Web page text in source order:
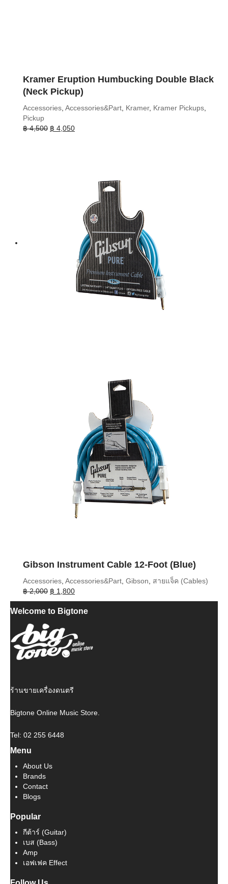
Kramer Eruption Humbucking Double Black
(Neck Pickup)
Accessories, Accessories&Part, Kramer, Kramer Pickups,
Pickup
฿4,500 Original
฿ 4,050Current
Gibson Instrument Cable 12-Foot (Blue)
Accessories, Accessories&Part, Gibson, สายแจ็ค (Cables)
฿2,000 Original
price
was:
฿ 1,800Current
price
is:
Welcome to Bigtone
ร้านขายเครื่องดนตรี
Bigtone Online Music Store.
Tel: 02 255 6448
Menu
About Us
Brands
Contact
Blogs
Popular
กีต้าร์ (Guitar)
เบส (Bass)
Amp
เอฟเฟค Effect